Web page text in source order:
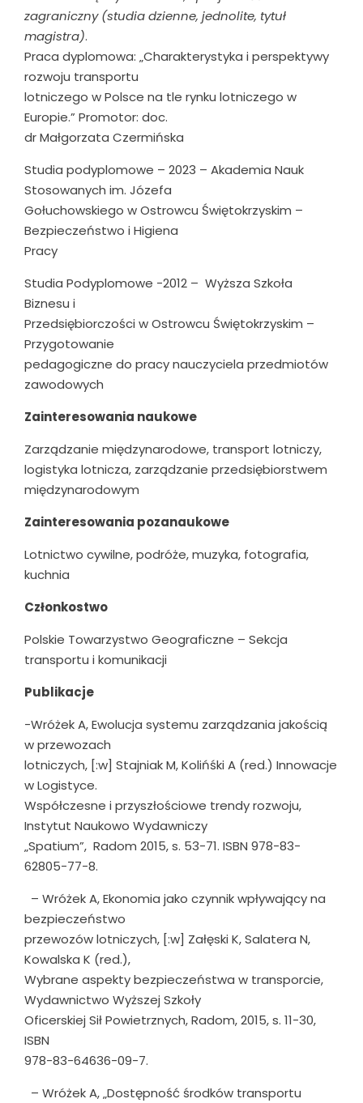
zagraniczny (studia dzienne, jednolite, tytuł
magistra).
Praca dyplomowa: „Charakterystyka i perspektywy
rozwoju transportu
lotniczego w Polsce na tle rynku lotniczego w
Europie.” Promotor: doc.
dr Małgorzata Czermińska
Studia podyplomowe – 2023 – Akademia Nauk
Stosowanych im. Józefa
Gołuchowskiego w Ostrowcu Świętokrzyskim –
Bezpieczeństwo i Higiena
Pracy
Studia Podyplomowe -2012 – Wyższa Szkoła
Biznesu i
Przedsiębiorczości w Ostrowcu Świętokrzyskim –
Przygotowanie
pedagogiczne do pracy nauczyciela przedmiotów
zawodowych
Zainteresowania naukowe
Zarządzanie międzynarodowe, transport lotniczy,
logistyka lotnicza, zarządzanie przedsiębiorstwem
międzynarodowym
Zainteresowania pozanaukowe
Lotnictwo cywilne, podróże, muzyka, fotografia,
kuchnia
Członkostwo
Polskie Towarzystwo Geograficzne – Sekcja
transportu i komunikacji
Publikacje
-Wróżek A, Ewolucja systemu zarządzania jakością
w przewozach
lotniczych, [:w] Stajniak M, Kolińśki A (red.) Innowacje
w Logistyce.
Współczesne i przyszłościowe trendy rozwoju,
Instytut Naukowo Wydawniczy
„Spatium”, Radom 2015, s. 53-71. ISBN 978-83-
62805-77-8.
– Wróżek A, Ekonomia jako czynnik wpływający na
bezpieczeństwo
przewozów lotniczych, [:w] Załęski K, Salatera N,
Kowalska K (red.),
Wybrane aspekty bezpieczeństwa w transporcie,
Wydawnictwo Wyższej Szkoły
Oficerskiej Sił Powietrznych, Radom, 2015, s. 11-30,
ISBN
978-83-64636-09-7.
– Wróżek A, „Dostępność środków transportu